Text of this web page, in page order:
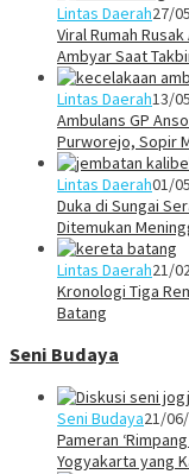
Lintas Daerah27/
Viral Rumah
Ambyar Saat
Lintas Daerah13/
Ambulans GP
Purworejo, Sopir
Lintas Daerah01/
Duka di Sungai
Ditemukan
Lintas Daerah21/
Kronologi Tiga
Batang
Seni Budaya
Seni Budaya21/
Pameran
Yogyakarta yang